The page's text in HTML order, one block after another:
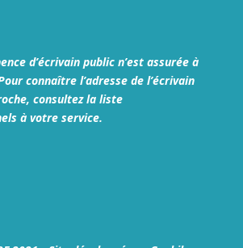
d’écrivain public n’est assurée à
connaître l’adresse de l’écrivain
consultez la liste
à votre service.